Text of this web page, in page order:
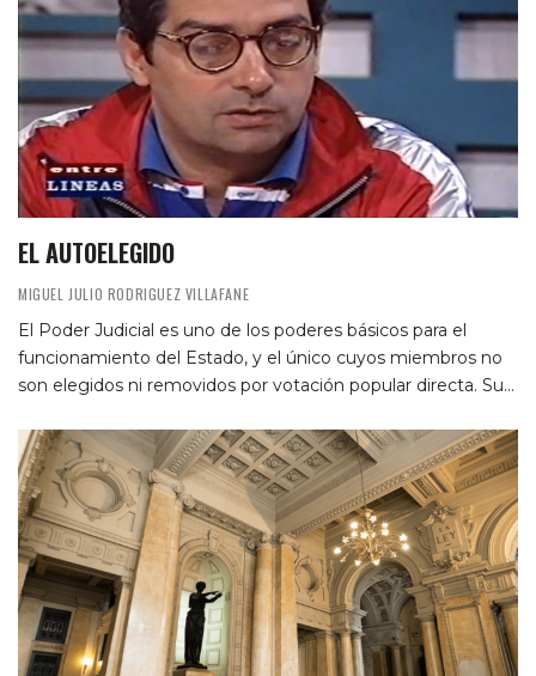
EL AUTOELEGIDO
MIGUEL JULIO RODRIGUEZ VILLAFANE
El Poder Judicial es uno de los poderes básicos para el
funcionamiento del Estado, y el único cuyos miembros no
son elegidos ni removidos por votación popular directa. Su…